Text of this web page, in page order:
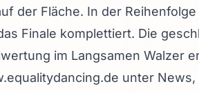
der Fläche. In der
Finale komplettiert. Die
im Langsamen Walzer
unter